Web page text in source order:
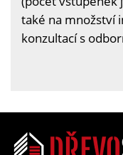
také na množství
konzultací s